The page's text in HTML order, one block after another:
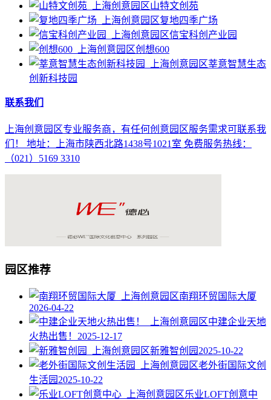
山特文创苑
复地四季广场
信宝科创产业园
创想600
莘意智慧生态
创新科技园
联系我们
上海创意园区专业服务商，有任何创意园区服务需求可联系我
们！ 地址：上海市陕西北路1438号1021室 免费服务热线：
（021）5169 3310
园区推荐
南翔环贸国际大厦
2026-04-22
中建企业天地
火热出售！ 2025-12-17
新雅智创园 2025-10-22
老外街国际文创
生活园 2025-10-22
乐业LOFT创意中